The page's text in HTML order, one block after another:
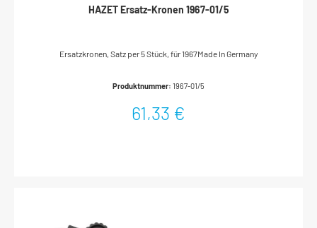
HAZET Ersatz-Kronen 1967-01/5
Ersatzkronen, Satz per 5 Stück, für 1967Made In Germany
Produktnummer: 1967-01/5
61,33 €